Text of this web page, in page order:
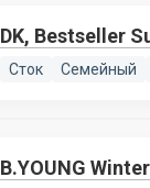
DK, Bestseller
Сток Семейный
B.YOUNG